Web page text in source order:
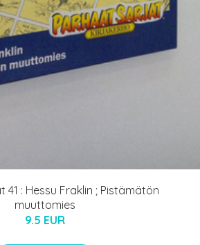
: Hessu Fraklin ; Pistämätön
muuttomies
9.5 EUR